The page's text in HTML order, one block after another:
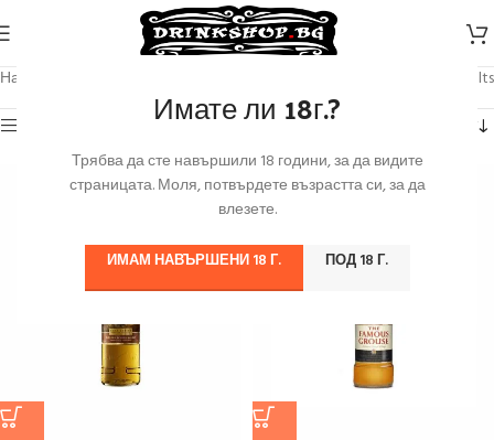
Имате ли 18г.?
Трябва да сте навършили 18 години, за да видите
страницата. Моля, потвърдете възрастта си, за да
влезете.
ИМАМ НАВЪРШЕНИ 18 Г. ПОД 18 Г.
Начало
Showing all 8 results